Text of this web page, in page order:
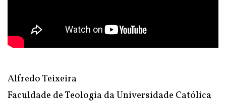
Alfredo Teixeira
Faculdade de Teologia da Universidade Católica